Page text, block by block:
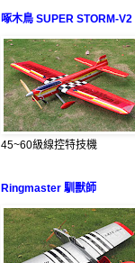
啄木鳥 SUPER STORM-V2
45~60級線控特技機
Ringmaster 馴獸師